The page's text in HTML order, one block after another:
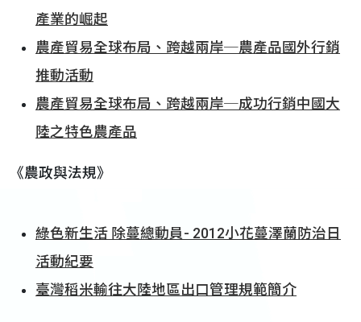
產業的崛起
農產貿易全球布局、跨越兩岸─農產品國外行銷
推動活動
農產貿易全球布局、跨越兩岸─成功行銷中國大
陸之特色農產品
《農政與法規》
綠色新生活 除蔓總動員- 2012小花蔓澤蘭防治日
活動紀要
臺灣稻米輸往大陸地區出口管理規範簡介